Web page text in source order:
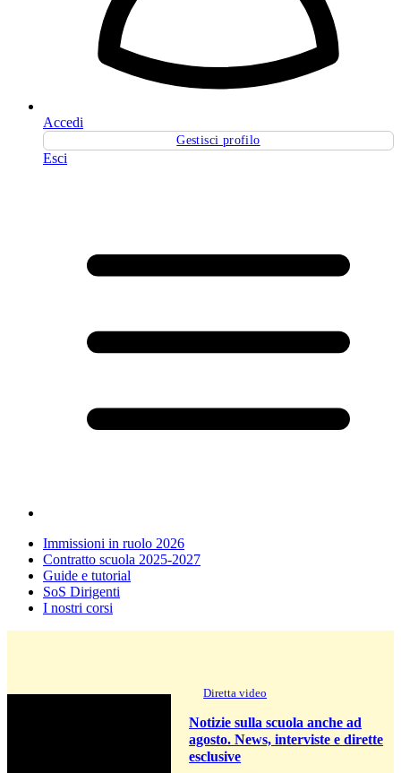
Accedi
Gestisci profilo
Esci
Immissioni in ruolo 2026
Contratto scuola 2025-2027
Guide e tutorial
SoS Dirigenti
I nostri corsi
Diretta video
Notizie sulla scuola anche ad
agosto. News, interviste e dirette
esclusive